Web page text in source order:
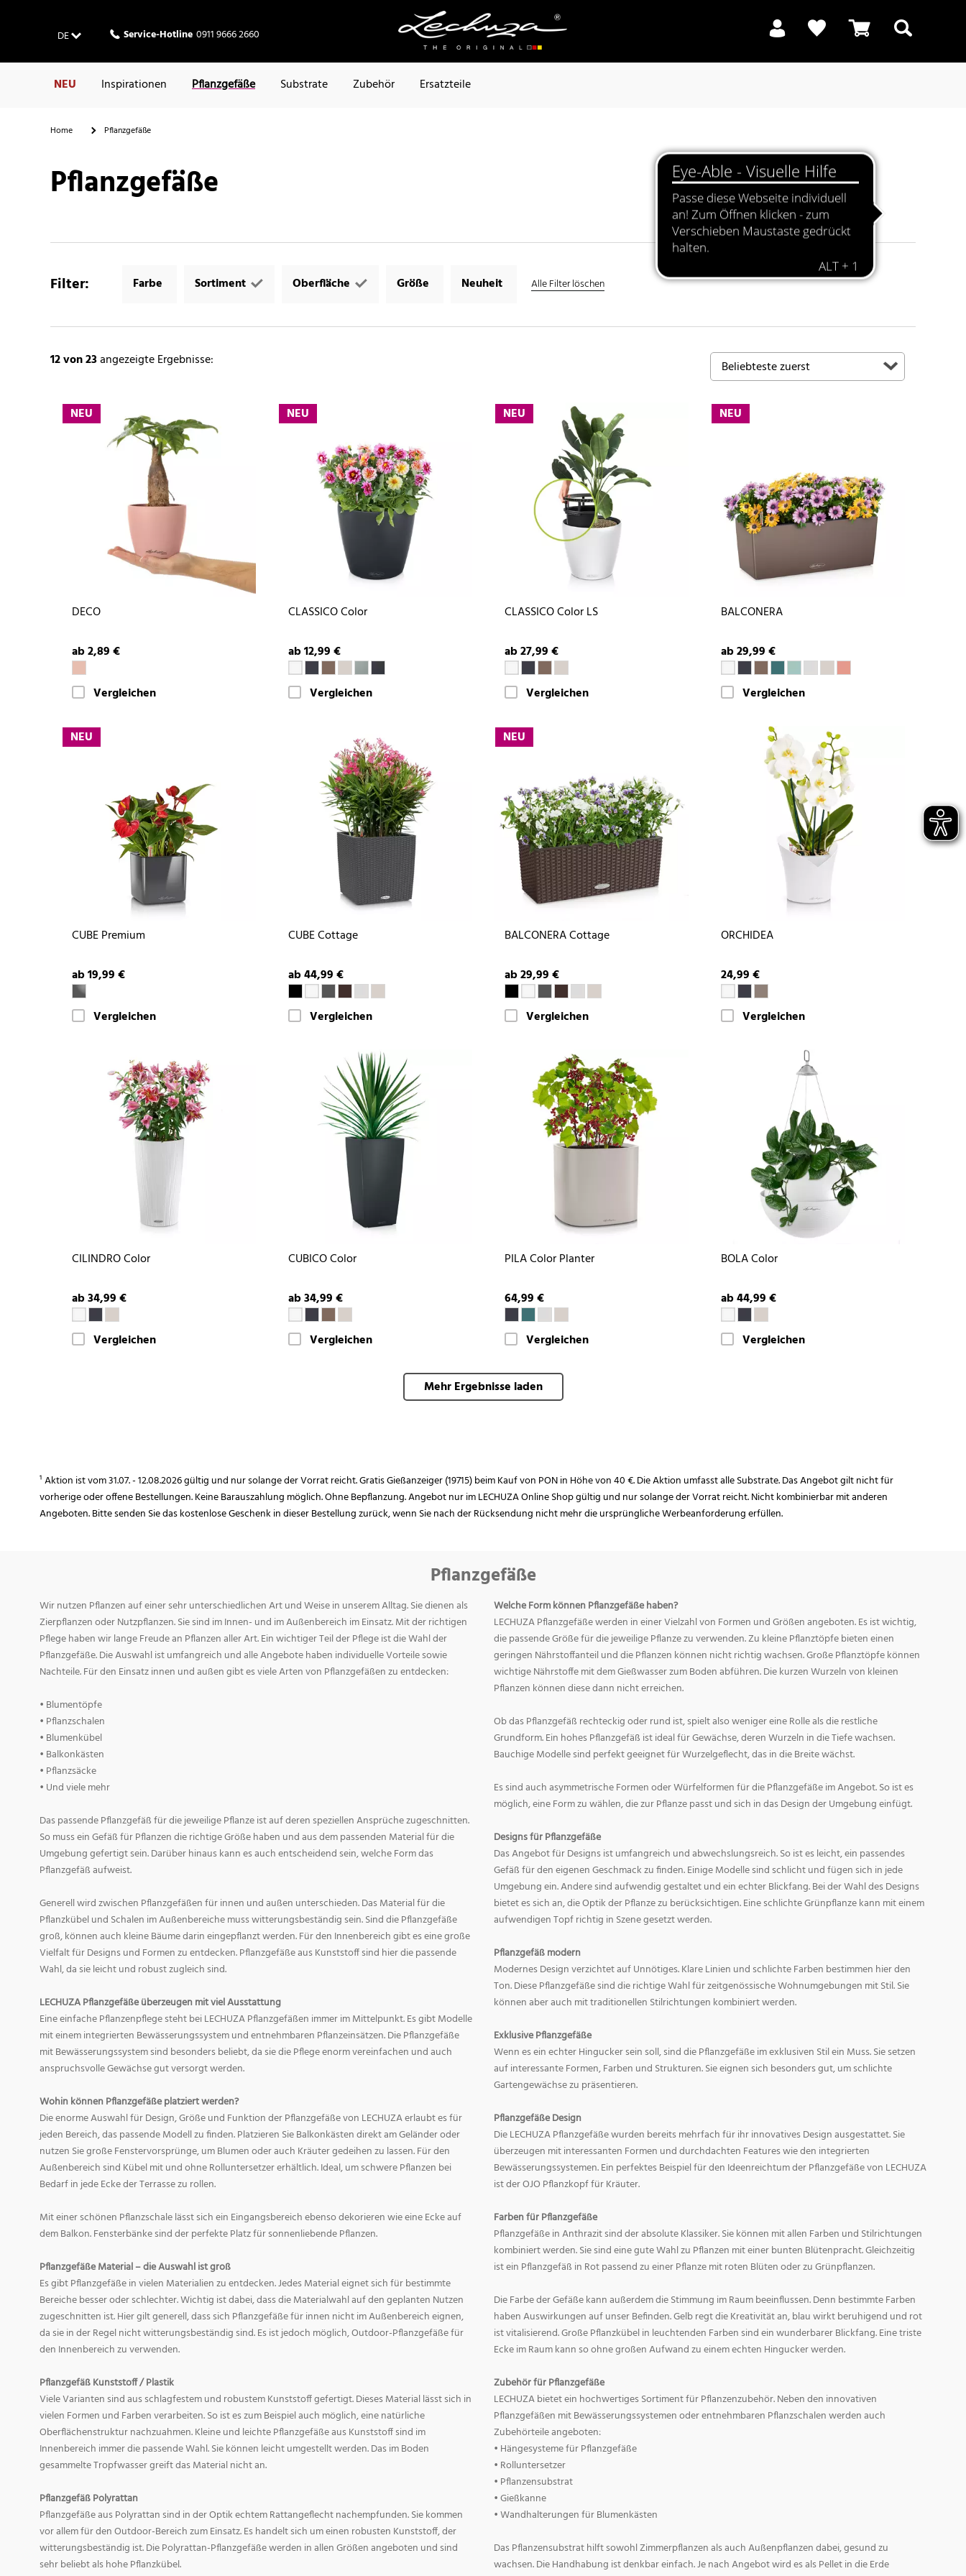
DE Service-Hotline 0911 9666 2660
NEU Inspirationen Pflanzgefäße Substrate Zubehör Ersatzteile
Suchen
Home Pflanzgefäße
Pflanzgefäße
Filter: Farbe Sortiment Oberfläche Größe Neuheit Alle Filter löschen
12von 23angezeigte Ergebnisse:
NEU
DECO
ab 2,89 €
Vergleichen
NEU
CLASSICO Color
ab 12,99 €
Vergleichen
NEU
CLASSICO Color LS
ab 27,99 €
Vergleichen
NEU
BALCONERA
ab 29,99 €
Vergleichen
NEU
CUBE Premium
ab 19,99 €
Vergleichen
CUBE Cottage
ab 44,99 €
Vergleichen
NEU
BALCONERA Cottage
ab 29,99 €
Vergleichen
ORCHIDEA
24,99 €
Vergleichen
CILINDRO Color
ab 34,99 €
Vergleichen
CUBICO Color
ab 34,99 €
Vergleichen
PILA Color Planter
64,99 €
Vergleichen
BOLA Color
ab 44,99 €
Vergleichen
Mehr Ergebnisse laden
¹ Aktion ist vom 31.07. - 12.08.2026 gültig und nur solange der Vorrat reicht. Gratis Gießanzeiger (19715) beim Kauf von PON in Höhe von 40 €. Die Aktion umfasst alle Substrate. Das Angebot gilt nicht für
vorherige oder offene Bestellungen. Keine Barauszahlung möglich. Ohne Bepflanzung. Angebot nur im LECHUZA Online Shop gültig und nur solange der Vorrat reicht. Nicht kombinierbar mit anderen
Angeboten. Bitte senden Sie das kostenlose Geschenk in dieser Bestellung zurück, wenn Sie nach der Rücksendung nicht mehr die ursprüngliche Werbeanforderung erfüllen.
Pflanzgefäße
Wir nutzen Pflanzen auf einer sehr unterschiedlichen Art und Weise in unserem Alltag. Sie dienen als
Zierpflanzen oder Nutzpflanzen. Sie sind im Innen- und im Außenbereich im Einsatz. Mit der richtigen
Pflege haben wir lange Freude an Pflanzen aller Art. Ein wichtiger Teil der Pflege ist die Wahl der
Pflanzgefäße. Die Auswahl ist umfangreich und alle Angebote haben individuelle Vorteile sowie
Nachteile. Für den Einsatz innen und außen gibt es viele Arten von Pflanzgefäßen zu entdecken:
• Blumentöpfe
• Pflanzschalen
• Blumenkübel
• Balkonkästen
• Pflanzsäcke
• Und viele mehr
Das passende Pflanzgefäß für die jeweilige Pflanze ist auf deren speziellen Ansprüche zugeschnitten.
So muss ein Gefäß für Pflanzen die richtige Größe haben und aus dem passenden Material für die
Umgebung gefertigt sein. Darüber hinaus kann es auch entscheidend sein, welche Form das
Pflanzgefäß aufweist.
Generell wird zwischen Pflanzgefäßen für innen und außen unterschieden. Das Material für die
Pflanzkübel und Schalen im Außenbereiche muss witterungsbeständig sein. Sind die Pflanzgefäße
groß, können auch kleine Bäume darin eingepflanzt werden. Für den Innenbereich gibt es eine große
Vielfalt für Designs und Formen zu entdecken. Pflanzgefäße aus Kunststoff sind hier die passende
Wahl, da sie leicht und robust zugleich sind.
LECHUZA Pflanzgefäße überzeugen mit viel Ausstattung
Eine einfache Pflanzenpflege steht bei LECHUZA Pflanzgefäßen immer im Mittelpunkt. Es gibt Modelle
mit einem integrierten Bewässerungssystem und entnehmbaren Pflanzeinsätzen. Die Pflanzgefäße
mit Bewässerungssystem sind besonders beliebt, da sie die Pflege enorm vereinfachen und auch
anspruchsvolle Gewächse gut versorgt werden.
Wohin können Pflanzgefäße platziert werden?
Die enorme Auswahl für Design, Größe und Funktion der Pflanzgefäße von LECHUZA erlaubt es für
jeden Bereich, das passende Modell zu finden. Platzieren Sie Balkonkästen direkt am Geländer oder
nutzen Sie große Fenstervorsprünge, um Blumen oder auch Kräuter gedeihen zu lassen. Für den
Außenbereich sind Kübel mit und ohne Rolluntersetzer erhältlich. Ideal, um schwere Pflanzen bei
Bedarf in jede Ecke der Terrasse zu rollen.
Mit einer schönen Pflanzschale lässt sich ein Eingangsbereich ebenso dekorieren wie eine Ecke auf
dem Balkon. Fensterbänke sind der perfekte Platz für sonnenliebende Pflanzen.
Pflanzgefäße Material – die Auswahl ist groß
Es gibt Pflanzgefäße in vielen Materialien zu entdecken. Jedes Material eignet sich für bestimmte
Bereiche besser oder schlechter. Wichtig ist dabei, dass die Materialwahl auf den geplanten Nutzen
zugeschnitten ist. Hier gilt generell, dass sich Pflanzgefäße für innen nicht im Außenbereich eignen,
da sie in der Regel nicht witterungsbeständig sind. Es ist jedoch möglich, Outdoor-Pflanzgefäße für
den Innenbereich zu verwenden.
Pflanzgefäß Kunststoff / Plastik
Viele Varianten sind aus schlagfestem und robustem Kunststoff gefertigt. Dieses Material lässt sich in
vielen Formen und Farben verarbeiten. So ist es zum Beispiel auch möglich, eine natürliche
Oberflächenstruktur nachzuahmen. Kleine und leichte Pflanzgefäße aus Kunststoff sind im
Innenbereich immer die passende Wahl. Sie können leicht umgestellt werden. Das im Boden
gesammelte Tropfwasser greift das Material nicht an.
Pflanzgefäß Polyrattan
Pflanzgefäße aus Polyrattan sind in der Optik echtem Rattangeflecht nachempfunden. Sie kommen
vor allem für den Outdoor-Bereich zum Einsatz. Es handelt sich um einen robusten Kunststoff, der
witterungsbeständig ist. Die Polyrattan-Pflanzgefäße werden in allen Größen angeboten und sind
sehr beliebt als hohe Pflanzkübel.
Welche Form können Pflanzgefäße haben?
LECHUZA Pflanzgefäße werden in einer Vielzahl von Formen und Größen angeboten. Es ist wichtig,
die passende Größe für die jeweilige Pflanze zu verwenden. Zu kleine Pflanztöpfe bieten einen
geringen Nährstoffanteil und die Pflanzen können nicht richtig wachsen. Große Pflanztöpfe können
wichtige Nährstoffe mit dem Gießwasser zum Boden abführen. Die kurzen Wurzeln von kleinen
Pflanzen können diese dann nicht erreichen.
Ob das Pflanzgefäß rechteckig oder rund ist, spielt also weniger eine Rolle als die restliche
Grundform. Ein hohes Pflanzgefäß ist ideal für Gewächse, deren Wurzeln in die Tiefe wachsen.
Bauchige Modelle sind perfekt geeignet für Wurzelgeflecht, das in die Breite wächst.
Es sind auch asymmetrische Formen oder Würfelformen für die Pflanzgefäße im Angebot. So ist es
möglich, eine Form zu wählen, die zur Pflanze passt und sich in das Design der Umgebung einfügt.
Designs für Pflanzgefäße
Das Angebot für Designs ist umfangreich und abwechslungsreich. So ist es leicht, ein passendes
Gefäß für den eigenen Geschmack zu finden. Einige Modelle sind schlicht und fügen sich in jede
Umgebung ein. Andere sind aufwendig gestaltet und ein echter Blickfang. Bei der Wahl des Designs
bietet es sich an, die Optik der Pflanze zu berücksichtigen. Eine schlichte Grünpflanze kann mit einem
aufwendigen Topf richtig in Szene gesetzt werden.
Pflanzgefäß modern
Modernes Design verzichtet auf Unnötiges. Klare Linien und schlichte Farben bestimmen hier den
Ton. Diese Pflanzgefäße sind die richtige Wahl für zeitgenössische Wohnumgebungen mit Stil. Sie
können aber auch mit traditionellen Stilrichtungen kombiniert werden.
Exklusive Pflanzgefäße
Wenn es ein echter Hingucker sein soll, sind die Pflanzgefäße im exklusiven Stil ein Muss. Sie setzen
auf interessante Formen, Farben und Strukturen. Sie eignen sich besonders gut, um schlichte
Gartengewächse zu präsentieren.
Pflanzgefäße Design
Die LECHUZA Pflanzgefäße wurden bereits mehrfach für ihr innovatives Design ausgestattet. Sie
überzeugen mit interessanten Formen und durchdachten Features wie den integrierten
Bewässerungssystemen. Ein perfektes Beispiel für den Ideenreichtum der Pflanzgefäße von LECHUZA
ist der OJO Pflanzkopf für Kräuter.
Farben für Pflanzgefäße
Pflanzgefäße in Anthrazit sind der absolute Klassiker. Sie können mit allen Farben und Stilrichtungen
kombiniert werden. Sie sind eine gute Wahl zu Pflanzen mit einer bunten Blütenpracht. Gleichzeitig
ist ein Pflanzgefäß in Rot passend zu einer Pflanze mit roten Blüten oder zu Grünpflanzen.
Die Farbe der Gefäße kann außerdem die Stimmung im Raum beeinflussen. Denn bestimmte Farben
haben Auswirkungen auf unser Befinden. Gelb regt die Kreativität an, blau wirkt beruhigend und rot
ist vitalisierend. Große Pflanzkübel in leuchtenden Farben sind ein wunderbarer Blickfang. Eine triste
Ecke im Raum kann so ohne großen Aufwand zu einem echten Hingucker werden.
Zubehör für Pflanzgefäße
LECHUZA bietet ein hochwertiges Sortiment für Pflanzenzubehör. Neben den innovativen
Pflanzgefäßen mit Bewässerungssystemen oder entnehmbaren Pflanzschalen werden auch
Zubehörteile angeboten:
• Hängesysteme für Pflanzgefäße
• Rolluntersetzer
• Pflanzensubstrat
• Gießkanne
• Wandhalterungen für Blumenkästen
Das Pflanzensubstrat hilft sowohl Zimmerpflanzen als auch Außenpflanzen dabei, gesund zu
wachsen. Die Handhabung ist denkbar einfach. Je nach Angebot wird es als Pellet in die Erde